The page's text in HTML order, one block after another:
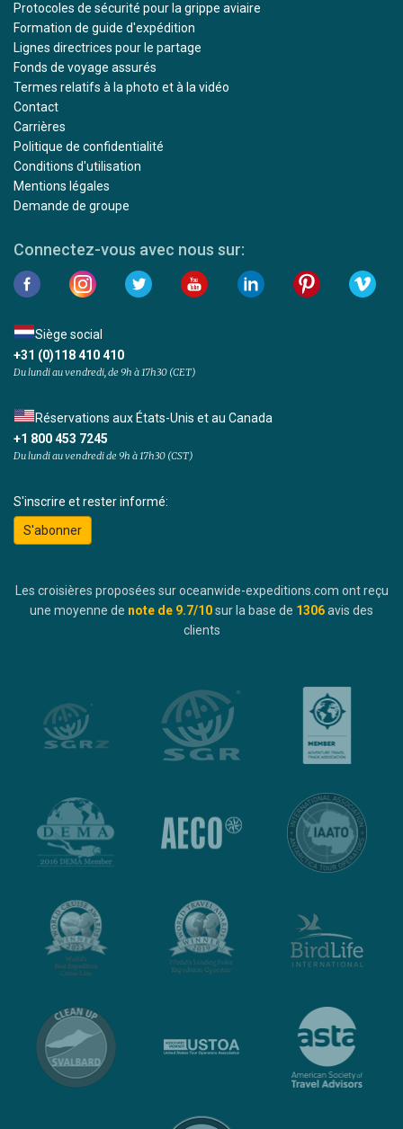
Protocoles de sécurité pour la grippe aviaire
Formation de guide d'expédition
Lignes directrices pour le partage
Fonds de voyage assurés
Termes relatifs à la photo et à la vidéo
Contact
Carrières
Politique de confidentialité
Conditions d'utilisation
Mentions légales
Demande de groupe
Connectez-vous avec nous sur:
Siège social
+31 (0)118 410 410
Du lundi au vendredi, de 9h à 17h30 (CET)
Réservations aux États-Unis et au Canada
+1 800 453 7245
Du lundi au vendredi de 9h à 17h30 (CST)
S'inscrire et rester informé:
S'abonner
Les croisières proposées sur oceanwide-expeditions.com ont reçu
une moyenne de note de 9.7/10sur la base de 1306avis des
clients